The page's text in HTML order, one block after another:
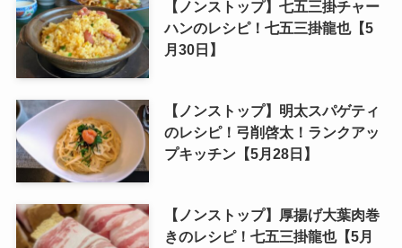
【ノンストップ】七五三掛チャー
ハンのレシピ！七五三掛龍也【5
月30日】
【ノンストップ】明太スパゲティ
のレシピ！弓削啓太！ランクアッ
プキッチン【5月28日】
【ノンストップ】厚揚げ大葉肉巻
きのレシピ！七五三掛龍也【5月